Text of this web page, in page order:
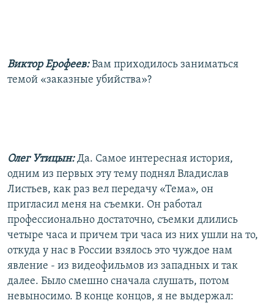
Виктор Ерофеев:Вам приходилось заниматься
темой «заказные убийства»?
Олег Утицын:Да. Самое интересная история,
одним из первых эту тему поднял Владислав
Листьев, как раз вел передачу «Тема», он
пригласил меня на съемки. Он работал
профессионально достаточно, съемки длились
четыре часа и причем три часа из них ушли на то,
откуда у нас в России взялось это чуждое нам
явление - из видеофильмов из западных и так
далее. Было смешно сначала слушать, потом
невыносимо. В конце концов, я не выдержал: